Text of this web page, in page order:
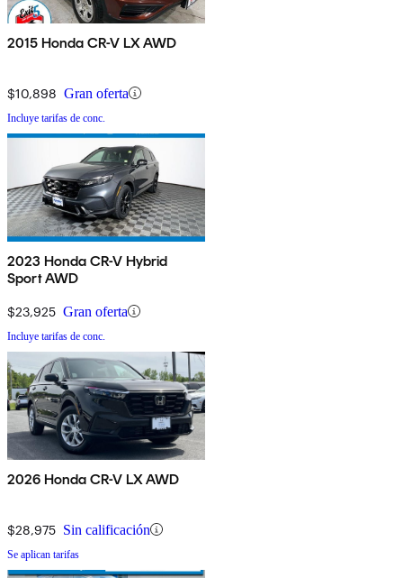
2015 Honda CR-V LX AWD
$10,898 Gran oferta
Incluye tarifas de conc.
2023 Honda CR-V Hybrid
Sport AWD
$23,925 Gran oferta
Incluye tarifas de conc.
2026 Honda CR-V LX AWD
$28,975 Sin calificación
Se aplican tarifas